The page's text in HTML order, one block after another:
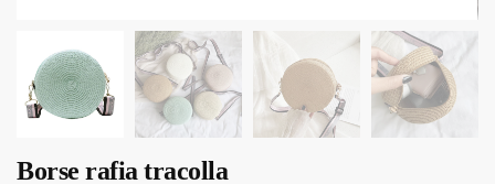
Borse rafia tracolla